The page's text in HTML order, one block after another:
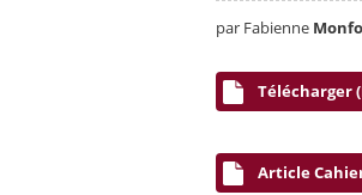
par Fabienne
Télécharger
Article